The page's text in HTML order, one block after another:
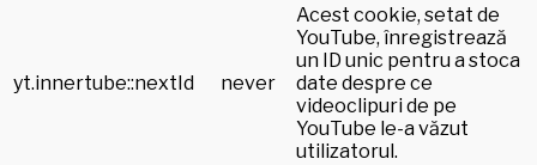
yt.innertube::nextId never
Acest cookie, setat de
YouTube, înregistrează
un ID unic pentru a stoca
date despre ce
videoclipuri de pe
YouTube le-a văzut
utilizatorul.